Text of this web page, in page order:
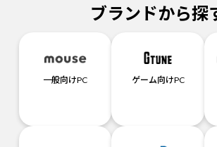
ブランドから探
一般向けPC ゲーム向けPC